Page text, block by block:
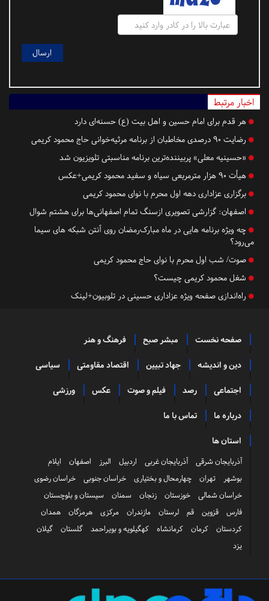
اخبار مرتبط
هر قدم برای امام حسین و اهل بیت (ع) حسنه‌ای دارد
رضایت ۹۰ درصدی مخاطبان از برنامه مرثیه‌خوانی حاج محمود کریمی
«حسینیه معلی» پربیننده‌ترین برنامه مناسبتی تلویزیون شد
هیأت ۹۰ هزار مترمربعی سیاه و سفید محمود کریمی+عکس
برگزاری عزاداری دهه اول محرم با نوای محمود کریمی
اصفهان: گزارشی تصویری ازسنگ تمام اصفهانی‌ها برای هشتم شوال
چه ویژه برنامه هایی در ماه‌ مبارک‌رمضان روی آنتن شبکه های سیما
می‌رود؟
صوت/ شب اول محرم با نوای حاج محمود کریمی
شغل محمود کریمی چیست؟
راه‌اندازی صفحه ویژه عزاداری حسینی در تلوبیون+لینک
صفحه نخست مبشر صبح فرهنگ و هنر
دین و اندیشه جهاد تبیین اقتصاد مقاومتی سیاسی
اجتماعی رصد فیلم و صوت عکس ورزشی
درباره ما تماس با ما
استان ها
آذربایجان شرقی آذربایجان غربی اردبیل البرز اصفهان
ایلام
بوشهر
تهران چهارمحال و بختیاری خراسان جنوبی
خراسان رضوی
خراسان شمالی
خوزستان زنجان سمنان
سیستان و بلوچستان
فارس
قزوین قم لرستان مازندران مرکزی هرمزگان
همدان
کردستان
کرمان کرمانشاه کهگیلویه و بویراحمد گلستان
گیلان
یزد